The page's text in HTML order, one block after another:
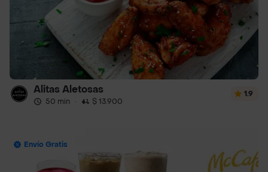
Alitas Aletosas
50 min · $ 13.900
1.9
Envío Gratis